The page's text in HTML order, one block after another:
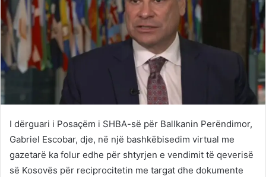
I dërguari i Posaçëm i SHBA-së për Ballkanin Perëndimor,
Gabriel Escobar, dje, në një bashkëbisedim virtual me
gazetarë ka folur edhe për shtyrjen e vendimit të qeverisë
së Kosovës për reciprocitetin me targat dhe dokumente